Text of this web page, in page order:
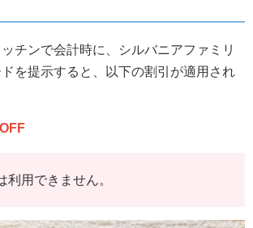
チンで会計時に、シルバニアファミリ
を提示すると、以下の割引が適用され
利用できません。